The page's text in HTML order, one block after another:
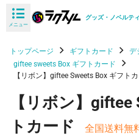
メニュー
グッズ・ノベルティ
トップページ ギフトカード
デ
giftee sweets Box ギフトカード
【リボン】giftee Sweets Box ギフト
【リボン】
トカード
全国送料無